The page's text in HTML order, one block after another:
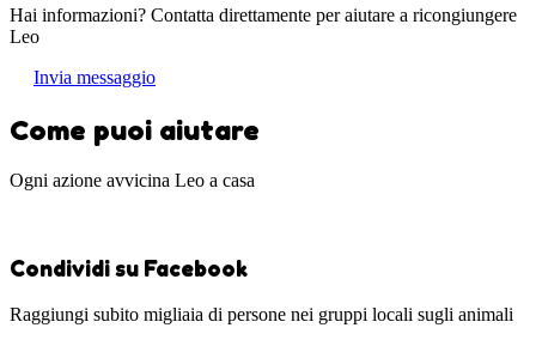
Hai informazioni? Contatta direttamente per aiutare a ricongiungere
Leo
Invia messaggio
Come puoi aiutare
Ogni azione avvicina Leo a casa
Condividi su Facebook
Raggiungi subito migliaia di persone nei gruppi locali sugli animali